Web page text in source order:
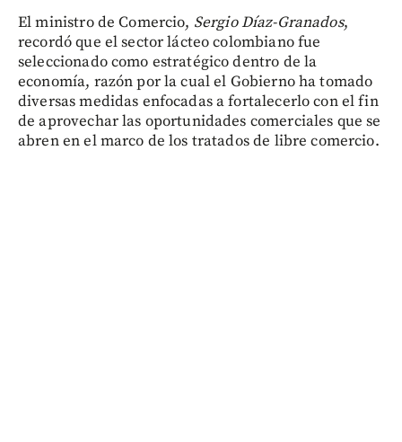
El ministro de Comercio, Sergio Díaz-Granados,
recordó que el sector lácteo colombiano fue
seleccionado como estratégico dentro de la
economía, razón por la cual el Gobierno ha tomado
diversas medidas enfocadas a fortalecerlo con el fin
de aprovechar las oportunidades comerciales que se
abren en el marco de los tratados de libre comercio.